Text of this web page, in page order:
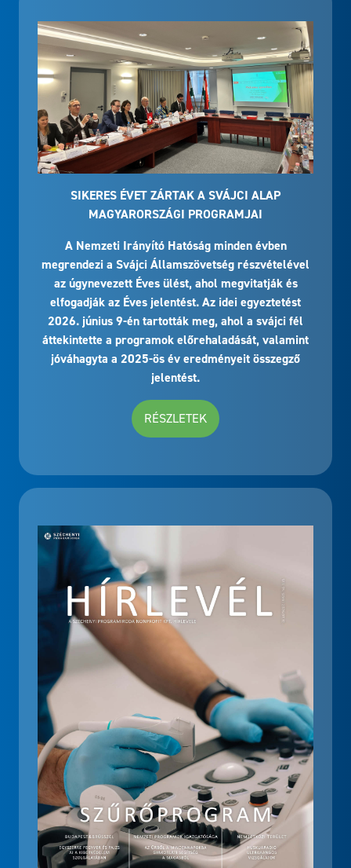
SIKERES ÉVET ZÁRTAK A SVÁJCI ALAP
MAGYARORSZÁGI PROGRAMJAI
A Nemzeti Irányító Hatóság minden évben
megrendezi a Svájci Államszövetség részvételével
az úgynevezett Éves ülést, ahol megvitatják és
elfogadják az Éves jelentést. Az idei egyeztetést
2026. június 9-én tartották meg, ahol a svájci fél
áttekintette a programok előrehaladását, valamint
jóváhagyta a 2025-ös év eredményeit összegző
jelentést.
RÉSZLETEK